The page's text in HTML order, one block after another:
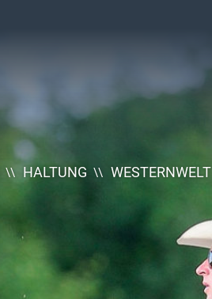
HALTUNG WESTERNWELT